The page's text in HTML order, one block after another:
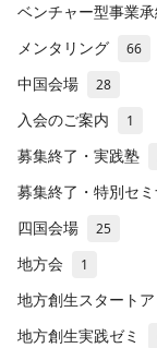
ベンチャー型事業
メンタリング 66
中国会場 28
入会のご案内 1
募集終了・実践塾
募集終了・特別セ
四国会場 25
地方会 1
地方創生スタート
地方創生実践ゼミ